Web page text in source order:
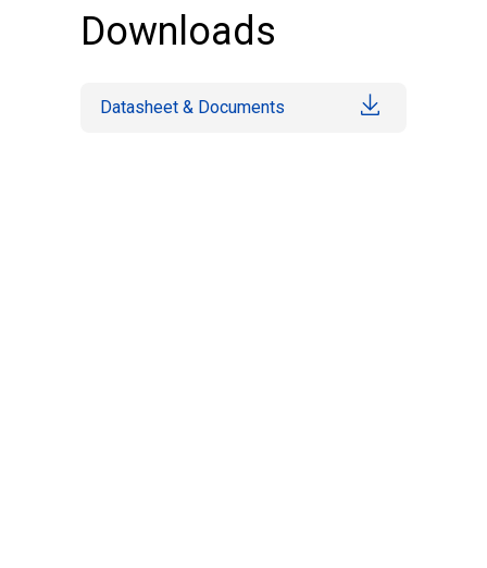
Downloads
Datasheet & Documents